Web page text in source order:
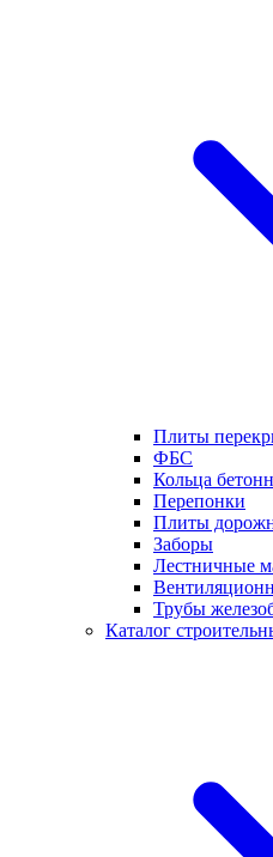
Плиты
ФБС
Кольца
Перепонки
Плиты
Заборы
Лестничные
Трубы
Каталог